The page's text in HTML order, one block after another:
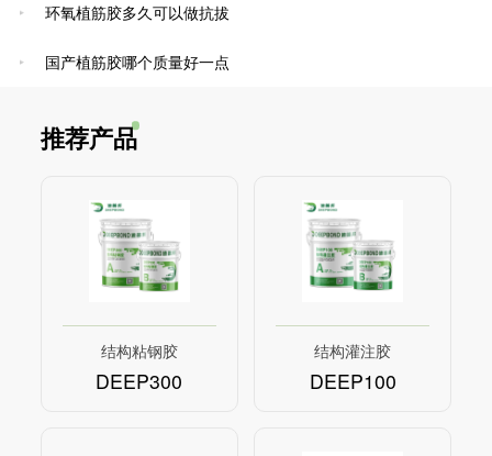
环氧植筋胶多久可以做抗拔
国产植筋胶哪个质量好一点
推荐产品
结构粘钢胶
DEEP300
结构灌注胶
DEEP100